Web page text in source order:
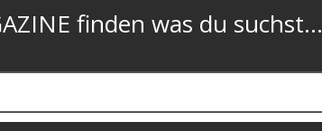
finden was du suchst...